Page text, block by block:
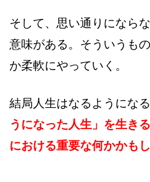
そして、思い通りになら
意味がある。そういうも
か柔軟にやっていく。
結局人生はなるようになる
うになった人生」を生き
における重要な何かかも